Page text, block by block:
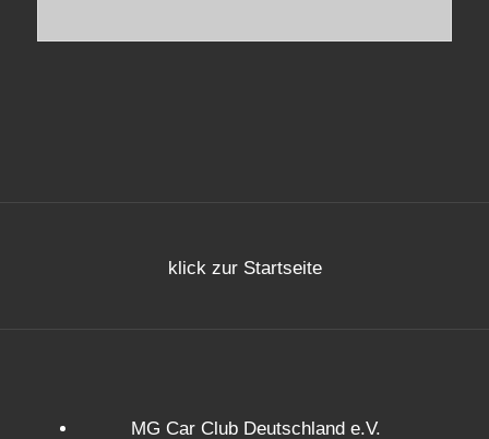
klick zur Startseite
MG Car Club Deutschland e.V.